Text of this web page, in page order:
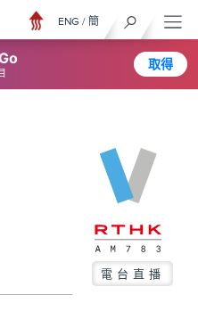
取得
ENG / 簡
電台直播